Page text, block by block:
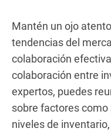
Mantén un ojo
tendencias del
colaboración
colaboración entre
expertos, puedes
sobre factores como
niveles de